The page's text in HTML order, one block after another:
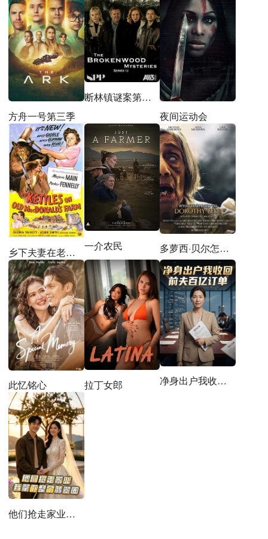
方舟一号第三季
断林镇谜案第十二季
夜间运动会
乡下夫妻在老麦农场 一介农民 多萝西·贝尔怎么了？
此忆铭心 拉丁女郎 净身出户我收回前夫百亿订单
他们抢走家业，我拿下整个翡翠圈